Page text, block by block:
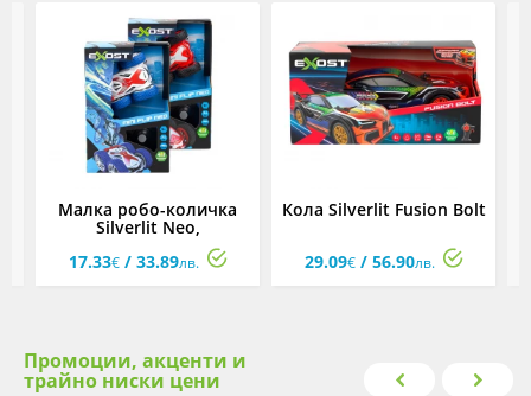
Малка робо-количка
Silverlit Neo,
17.33€/ 33.89лв.
Кола Silverlit Fusion Bolt
29.09€/ 56.90лв.
Промоции, акценти и
трайно ниски цени